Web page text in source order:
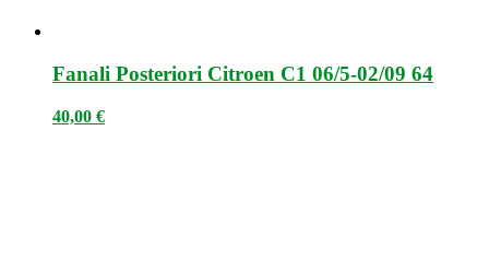
Fanali Posteriori Citroen C1 06/5-02/09 64
40,00 €